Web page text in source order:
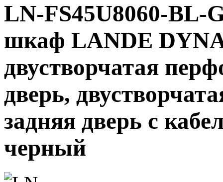
LN-FS45U8060-BL-
шкаф LANDE
двустворчатая
дверь,
задняя дверь с
черный